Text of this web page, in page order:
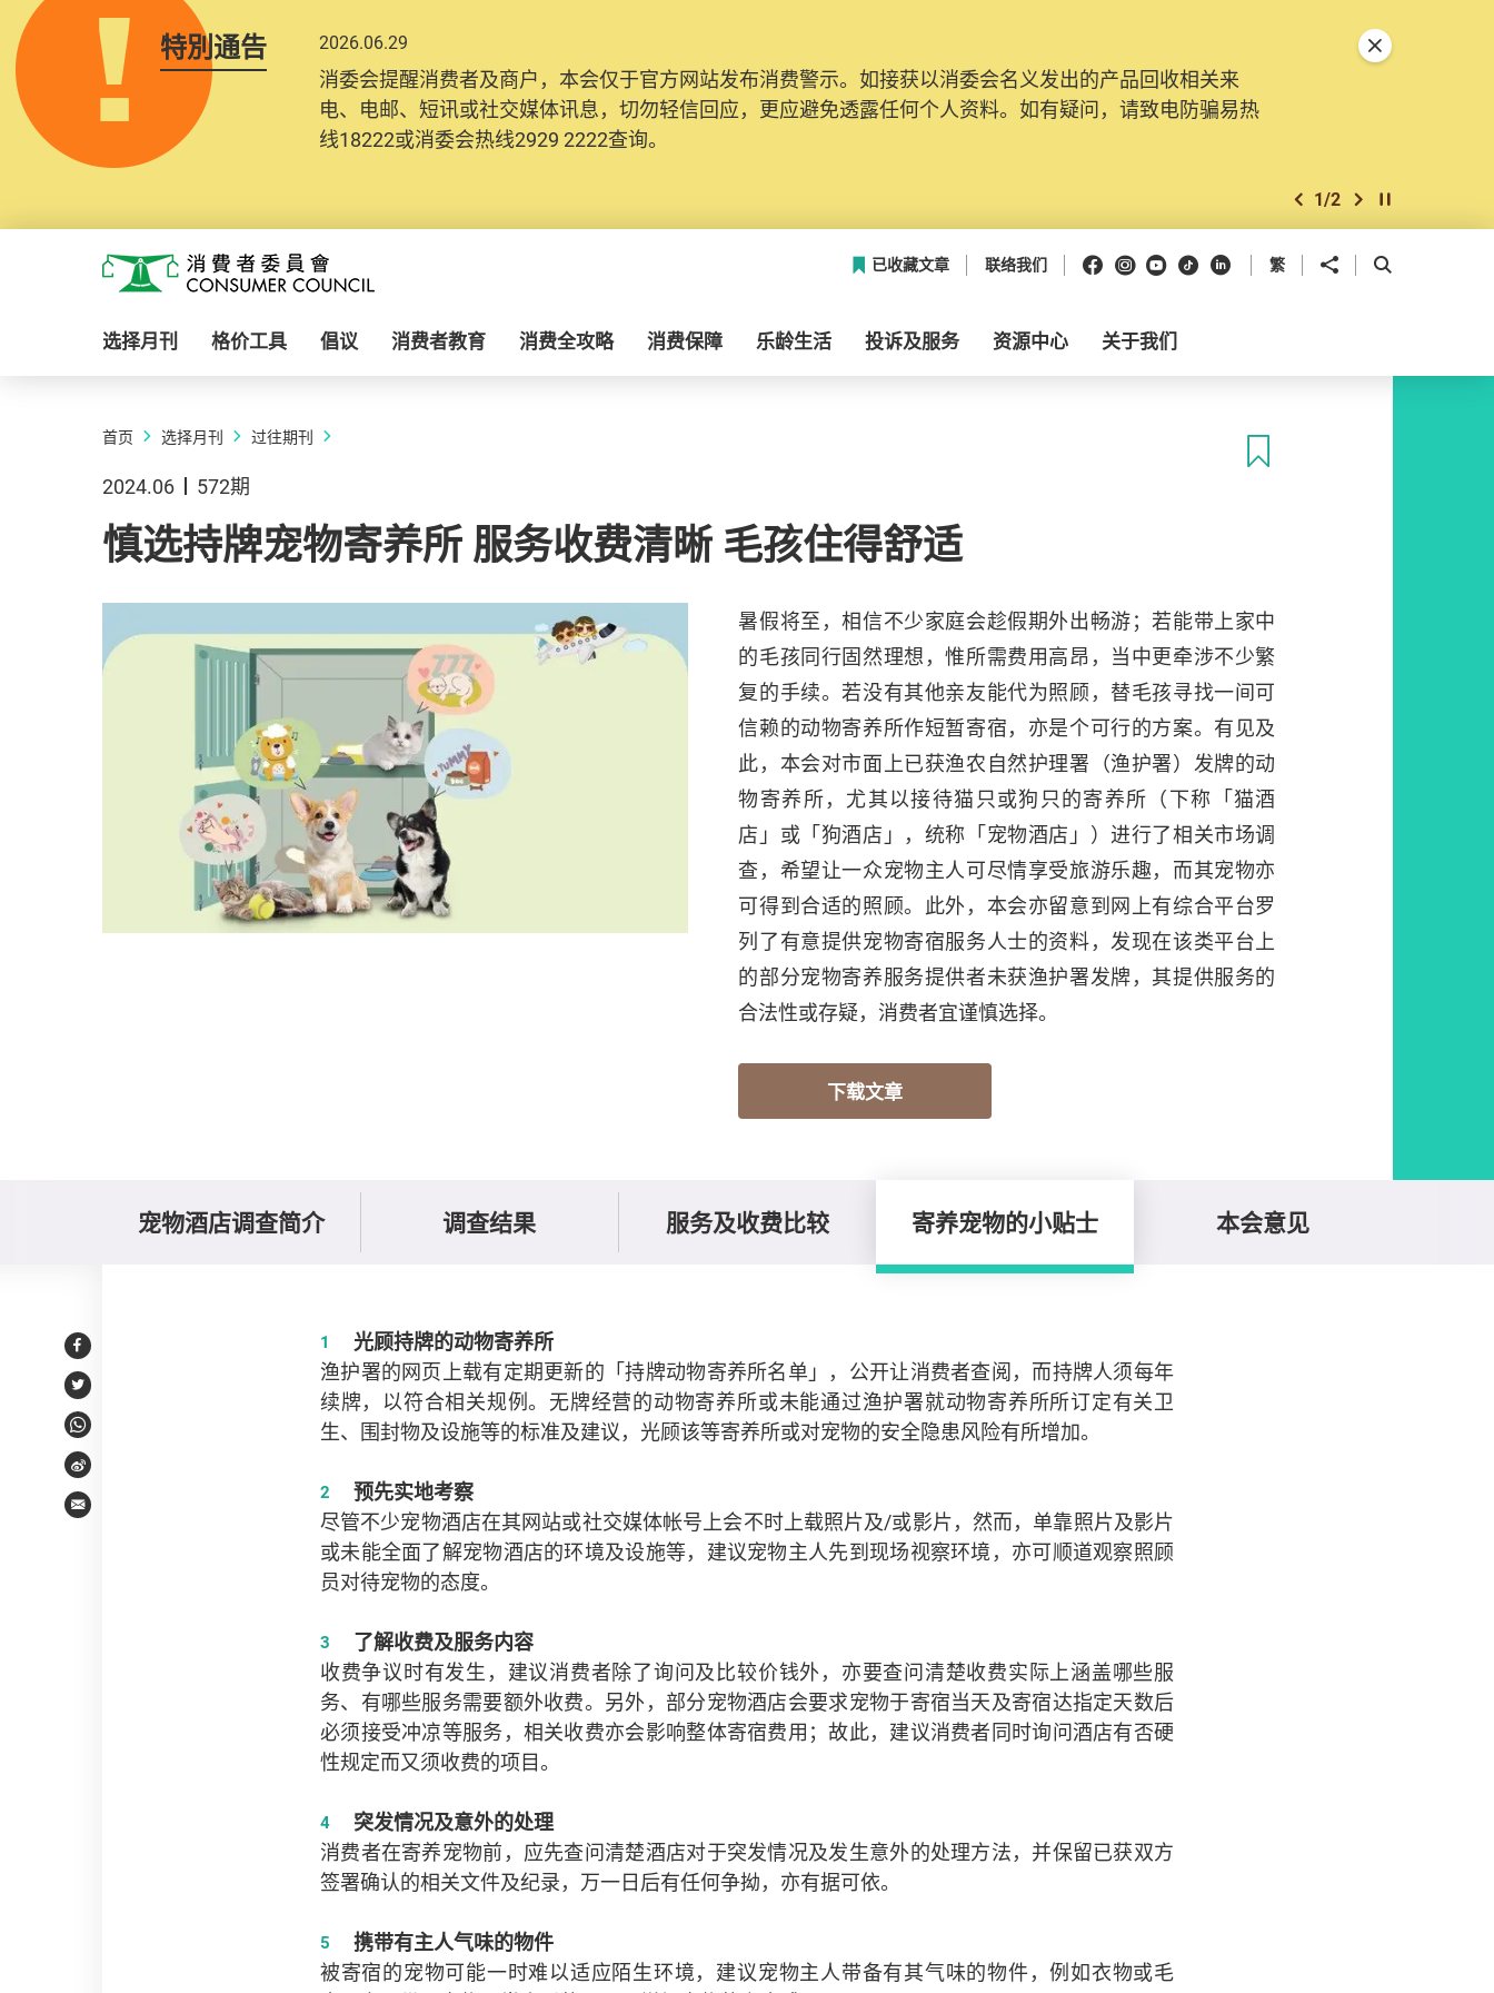
特別通告 2026.06.29
消委会提醒消费者及商户，本会仅于官方网站发布消费警示。如接获以消委会名义发出的产品回收相关来
电、电邮、短讯或社交媒体讯息，切勿轻信回应，更应避免透露任何个人资料。如有疑问，请致电防骗易热
线18222或消委会热线2929 2222查询。
上一个
1/2 下一个开始/暂停幻灯
关闭特別通告
消费者委员会
已收藏文章 联络我们 Facebook
Instagram
Youtube
抖音领英 繁 分享到 开启搜寻框
选择月刊 格价工具 倡议 消费者教育 消费全攻略 消费保障 乐龄生活 投诉及服务 资源中心 关于我们
首页 选择月刊 过往期刊
2024.06 572期
慎选持牌宠物寄养所 服务收费清晰 毛孩住得舒适
暑假将至，相信不少家庭会趁假期外出畅游；若能带上家中
的毛孩同行固然理想，惟所需费用高昂，当中更牵涉不少繁
复的手续。若没有其他亲友能代为照顾，替毛孩寻找一间可
信赖的动物寄养所作短暂寄宿，亦是个可行的方案。有见及
此，本会对市面上已获渔农自然护理署（渔护署）发牌的动
物寄养所，尤其以接待猫只或狗只的寄养所（下称「猫酒
店」或「狗酒店」，统称「宠物酒店」）进行了相关市场调
查，希望让一众宠物主人可尽情享受旅游乐趣，而其宠物亦
可得到合适的照顾。此外，本会亦留意到网上有综合平台罗
列了有意提供宠物寄宿服务人士的资料，发现在该类平台上
的部分宠物寄养服务提供者未获渔护署发牌，其提供服务的
合法性或存疑，消费者宜谨慎选择。
下载文章
宠物酒店调查简介 调查结果 服务及收费比较 寄养宠物的小贴士 本会意见
Facebook
Twitter
WhatsApp
Weibo
Email
光顾持牌的动物寄养所
渔护署的网页上载有定期更新的「持牌动物寄养所名单」，公开让消费者查阅，而持牌人须每年
续牌，以符合相关规例。无牌经营的动物寄养所或未能通过渔护署就动物寄养所所订定有关卫
生、围封物及设施等的标准及建议，光顾该等寄养所或对宠物的安全隐患风险有所增加。
预先实地考察
尽管不少宠物酒店在其网站或社交媒体帐号上会不时上载照片及/或影片，然而，单靠照片及影片
或未能全面了解宠物酒店的环境及设施等，建议宠物主人先到现场视察环境，亦可顺道观察照顾
员对待宠物的态度。
了解收费及服务内容
收费争议时有发生，建议消费者除了询问及比较价钱外，亦要查问清楚收费实际上涵盖哪些服
务、有哪些服务需要额外收费。另外，部分宠物酒店会要求宠物于寄宿当天及寄宿达指定天数后
必须接受冲凉等服务，相关收费亦会影响整体寄宿费用；故此，建议消费者同时询问酒店有否硬
性规定而又须收费的项目。
突发情况及意外的处理
消费者在寄养宠物前，应先查问清楚酒店对于突发情况及发生意外的处理方法，并保留已获双方
签署确认的相关文件及纪录，万一日后有任何争拗，亦有据可依。
携带有主人气味的物件
被寄宿的宠物可能一时难以适应陌生环境，建议宠物主人带备有其气味的物件，例如衣物或毛